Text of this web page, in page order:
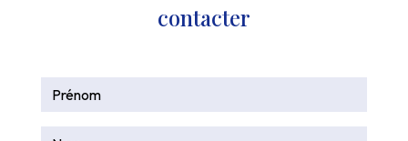
contacter